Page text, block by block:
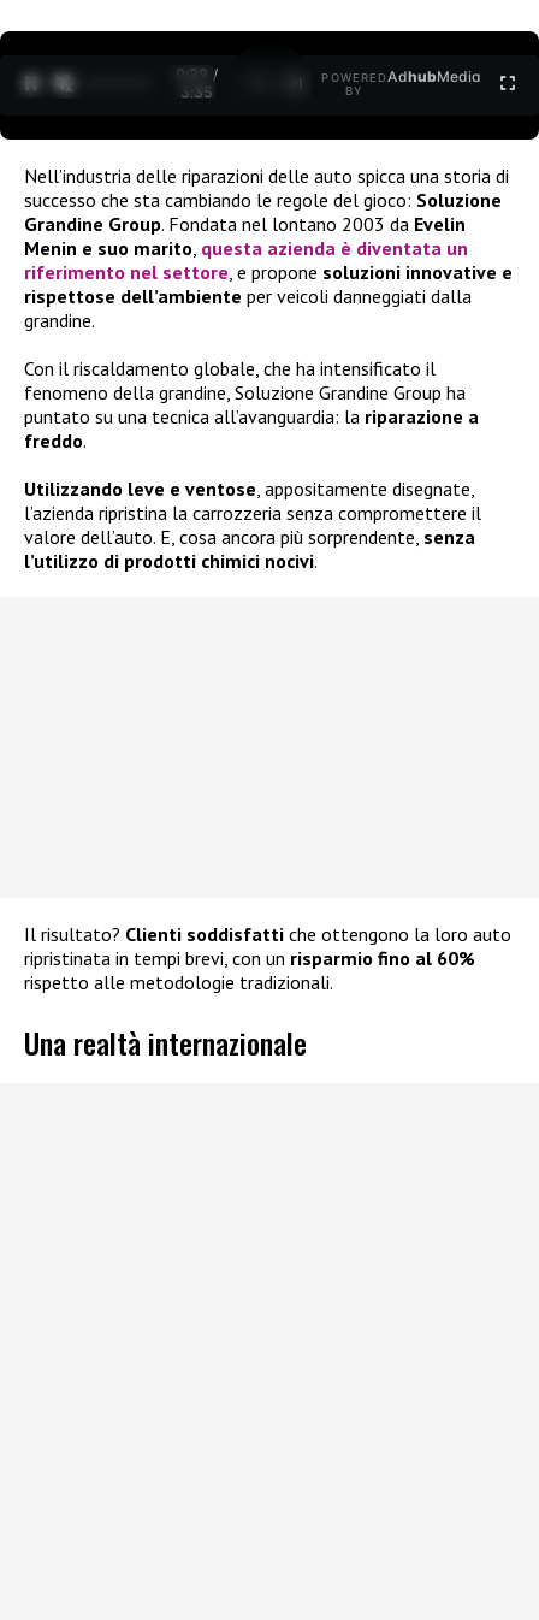
0:30 /
3:35
POWERED
BY
AdhubMedia
Nell’industria delle riparazioni delle auto spicca una storia di
successo che sta cambiando le regole del gioco: Soluzione
Grandine Group. Fondata nel lontano 2003 da Evelin
Menin e suo marito questa azienda è diventata un
riferimento nel settore , e propone soluzioni innovative e
rispettose dell’ambiente per veicoli danneggiati dalla
grandine.
Con il riscaldamento globale, che ha intensificato il
fenomeno della grandine, Soluzione Grandine Group ha
puntato su una tecnica all’avanguardia: la riparazione a
freddo.
Utilizzando leve e ventose , appositamente disegnate,
l’azienda ripristina la carrozzeria senza compromettere il
valore dell’auto. E, cosa ancora più sorprendente, senza
l’utilizzo di prodotti chimici nocivi.
Il risultato? Clienti soddisfatti che ottengono la loro auto
ripristinata in tempi brevi, con un risparmio fino al 60%
rispetto alle metodologie tradizionali.
Una realtà internazionale